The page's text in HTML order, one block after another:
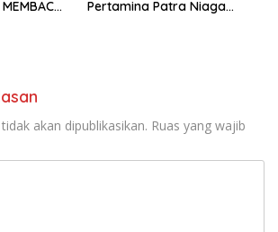
Pertamina Patra Niaga
akan dipublikasikan. Ruas yang wajib